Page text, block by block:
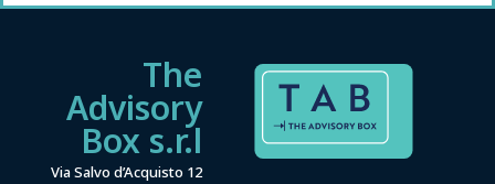
The
Advisory
Box s.r.l
Via Salvo d’Acquisto 12